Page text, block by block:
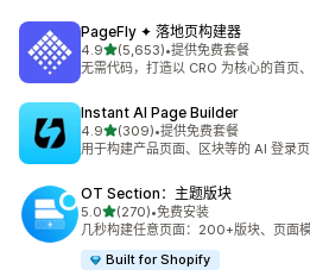
PageFly ✦ 落地页构建器
4.9星（满分 5 星）
(5,653)
总共 5653 条评论
•提供免费套餐
无需代码，打造以 CRO 为核心的首页
Instant AI Page Builder
4.9星（满分 5 星）
(309)
总共 309 条评论
•提供免费套餐
用于构建产品页面、区块等的 AI 登录
OT Section：主题版块
5.0星（满分 5 星）
(270)
总共 270 条评论
•免费安装
几秒构建任意页面：200+版块、页面
Built for Shopify